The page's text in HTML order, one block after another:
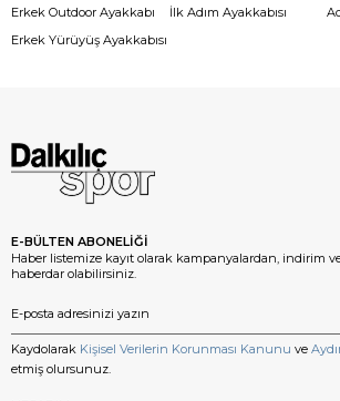
Erkek Outdoor Ayakkabı
Erkek Yürüyüş Ayakkabısı
İlk Adım Ayakkabısı
E-BÜLTEN ABONELİĞİ
Haber listemize kayıt olarak kampanyalardan, indirim
haberdar olabilirsiniz.
Kaydolarak Kişisel Verilerin Korunması Kanunu ve
etmiş olursunuz.